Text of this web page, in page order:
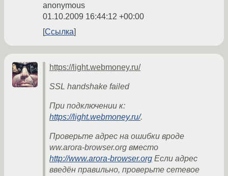
anonymous
01.10.2009 16:44:12 +00:00
Ссылка
https://light.webmoney.ru/
SSL handshake failed
При подключении к:
https://light.webmoney.ru/.
Проверьте адрес на ошибки вроде
ww.arora-browser.org вместо
http://www.arora-browser.org Если адрес
введён правильно, проверьте сетевое